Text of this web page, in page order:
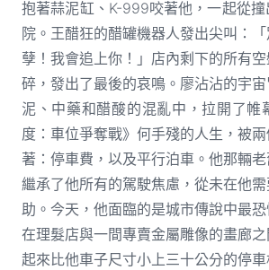
抱著蒜泥缸、K-999咬著他，一起從
院。王醋狂的醋罐機器人發出尖叫：
孽！我會追上你！」店內剩下的所有
碎，發出了最後的哀鳴。廖沾沾的宇
泥、中藥和醋酸的混亂中，拉開了帷
度：車位爭奪戰》何手殘的人生，被
著：停車費，以及平行泊車。他那輛
繼承了他所有的駕駛焦慮，從未在他
助。今天，他面臨的是城市傳說中最
在理髮店與一間專賣金屬雕像的畫廊
起來比他車子尺寸小上三十公分的停